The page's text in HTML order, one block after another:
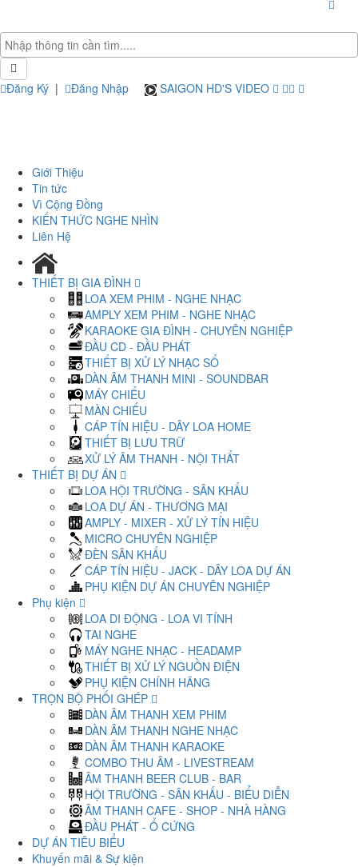
Đăng Ký | Đăng Nhập SAIGON HD'S VIDEO
Giới Thiệu
Tin tức
Vì Cộng Đồng
KIẾN THỨC NGHE NHÌN
Liên Hệ
THIẾT BỊ GIA ĐÌNH
LOA XEM PHIM - NGHE NHẠC
AMPLY XEM PHIM - NGHE NHẠC
KARAOKE GIA ĐÌNH - CHUYÊN NGHIỆP
ĐẦU CD - ĐẦU PHÁT
THIẾT BỊ XỬ LÝ NHẠC SỐ
DÀN ÂM THANH MINI - SOUNDBAR
MÁY CHIẾU
MÀN CHIẾU
CÁP TÍN HIỆU - DÂY LOA HOME
THIẾT BỊ LƯU TRỮ
XỬ LÝ ÂM THANH - NỘI THẤT
THIẾT BỊ DỰ ÁN
LOA HỘI TRƯỜNG - SÂN KHẤU
LOA DỰ ÁN - THƯƠNG MẠI
AMPLY - MIXER - XỬ LÝ TÍN HIỆU
MICRO CHUYÊN NGHIỆP
ĐÈN SÂN KHẤU
CÁP TÍN HIỆU - JACK - DÂY LOA DỰ ÁN
PHỤ KIỆN DỰ ÁN CHUYÊN NGHIỆP
Phụ kiện
LOA DI ĐỘNG - LOA VI TÍNH
TAI NGHE
MÁY NGHE NHẠC - HEADAMP
THIẾT BỊ XỬ LÝ NGUỒN ĐIỆN
PHỤ KIỆN CHÍNH HÃNG
TRỌN BỘ PHỐI GHÉP
DÀN ÂM THANH XEM PHIM
DÀN ÂM THANH NGHE NHẠC
DÀN ÂM THANH KARAOKE
COMBO THU ÂM - LIVESTREAM
ÂM THANH BEER CLUB - BAR
HỘI TRƯỜNG - SÂN KHẤU - BIỂU DIỄN
ÂM THANH CAFE - SHOP - NHÀ HÀNG
ĐẦU PHÁT - Ổ CỨNG
DỰ ÁN TIÊU BIỂU
Khuyến mãi & Sự kiện